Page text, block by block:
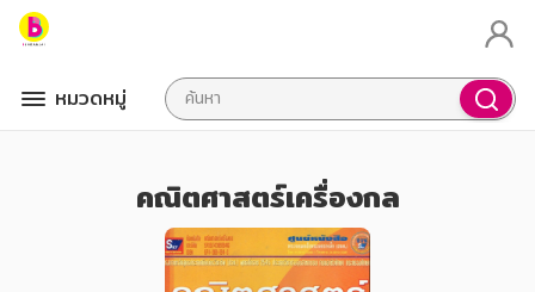
หมวดหมู่
คณิตศาสตร์เครื่องกล